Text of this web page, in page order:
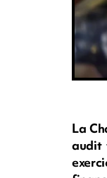
La
audit